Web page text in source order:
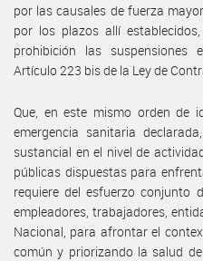
por las causales de fuerza
por los plazos allí
prohibición las suspensiones
Artículo 223 bis de la Ley de
Que, en este mismo orden de
emergencia sanitaria
sustancial en el nivel de
públicas dispuestas para
requiere del esfuerzo conjunto
empleadores, trabajadores,
Nacional, para afrontar el
común y priorizando la salud